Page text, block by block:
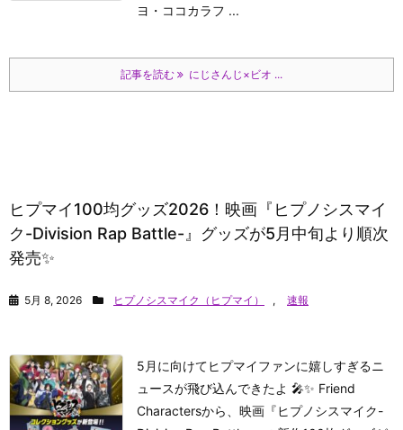
ヨ・ココカラフ ...
記事を読む にじさんじ×ビオ ...
ヒプマイ100均グッズ2026！映画『ヒプノシスマイ
ク-Division Rap Battle-』グッズが5月中旬より順次
発売✨
5月 8, 2026 ヒプノシスマイク（ヒプマイ） , 速報
5月に向けてヒプマイファンに嬉しすぎるニ
ュースが飛び込んできたよ 🎤✨ Friend
Charactersから、映画『ヒプノシスマイク-